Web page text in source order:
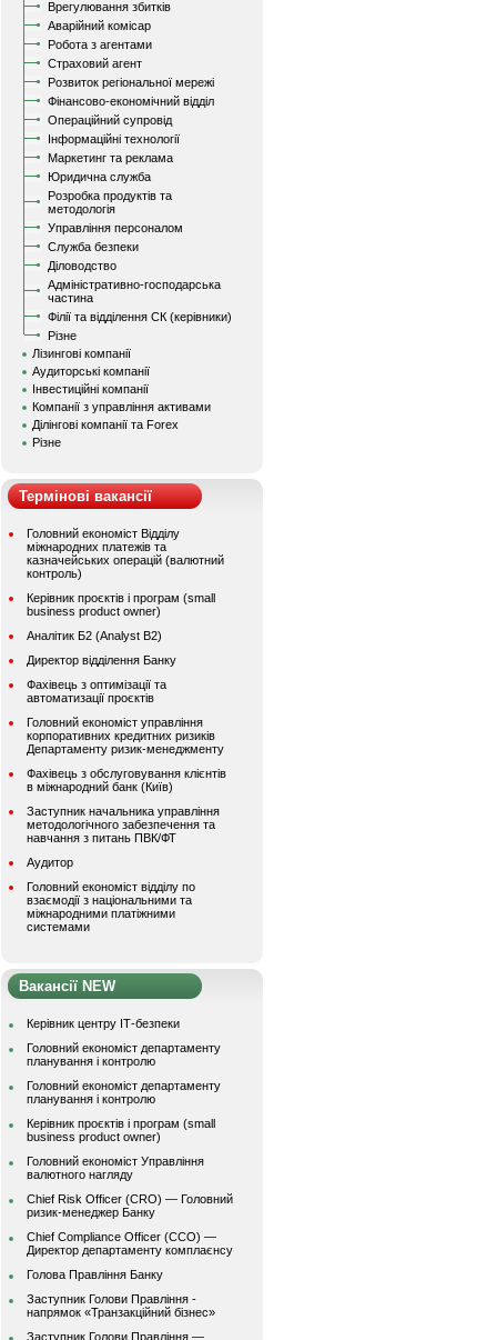
Врегулювання збитків
Аварійний комісар
Робота з агентами
Страховий агент
Розвиток регіональної мережі
Фінансово-економічний відділ
Операційний супровід
Інформаційні технології
Маркетинг та реклама
Юридична служба
Розробка продуктів та
методологія
Управління персоналом
Служба безпеки
Діловодство
Адміністративно-господарська
частина
Філії та відділення СК (керівники)
Різне
Лізингові компанії
Аудиторські компанії
Інвестиційні компанії
Компанії з управління активами
Ділінгові компанії та Forex
Різне
Термінові вакансії
Головний економіст Відділу
міжнародних платежів та
казначейських операцій (валютний
контроль)
Керівник проєктів і програм (small
business product owner)
Аналітик Б2 (Analyst B2)
Директор відділення Банку
Фахівець з оптимізації та
автоматизації проєктів
Головний економіст управління
корпоративних кредитних ризиків
Департаменту ризик-менеджменту
Фахівець з обслуговування клієнтів
в міжнародний банк (Київ)
Заступник начальника управління
методологічного забезпечення та
навчання з питань ПВК/ФТ
Аудитор
Головний економіст відділу по
взаємодії з національними та
міжнародними платіжними
системами
Вакансії NEW
Керівник центру ІТ-безпеки
Головний економіст департаменту
планування і контролю
Головний економіст департаменту
планування і контролю
Керівник проєктів і програм (small
business product owner)
Головний економіст Управління
валютного нагляду
Chief Risk Officer (CRO) — Головний
ризик-менеджер Банку
Chief Compliance Officer (CCO) —
Директор департаменту комплаєнсу
Голова Правління Банку
Заступник Голови Правління -
напрямок «Транзакційний бізнес»
Заступник Голови Правління —